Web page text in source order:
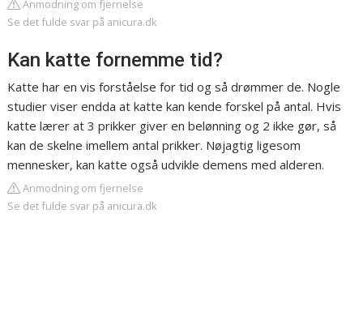
Anmodning om fjernelse
Se det fulde svar på anicura.dk
Kan katte fornemme tid?
Katte har en vis forståelse for tid og så drømmer de. Nogle
studier viser endda at katte kan kende forskel på antal. Hvis
katte lærer at 3 prikker giver en belønning og 2 ikke gør, så
kan de skelne imellem antal prikker. Nøjagtig ligesom
mennesker, kan katte også udvikle demens med alderen.
Anmodning om fjernelse
Se det fulde svar på anicura.dk